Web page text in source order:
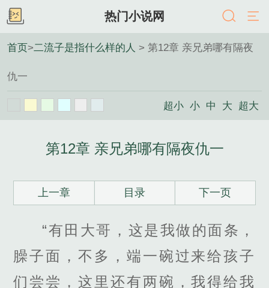
热门小说网
首页>二流子是指什么样的人 > 第12章 亲兄弟哪有隔夜
仇一
超小 小 中 大 超大
第12章 亲兄弟哪有隔夜仇一
上一章 目录 下一页
“有田大哥，这是我做的面条，
臊子面，不多，端一碗过来给孩子
们尝尝，这里还有两碗，我得给我